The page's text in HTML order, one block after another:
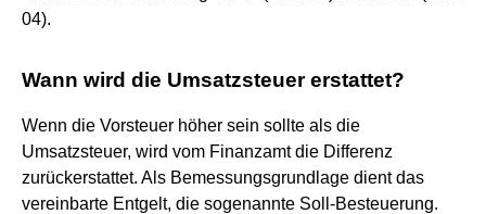
04).
Wann wird die Umsatzsteuer erstattet?
Wenn die Vorsteuer höher sein sollte als die
Umsatzsteuer, wird vom Finanzamt die Differenz
zurückerstattet. Als Bemessungsgrundlage dient das
vereinbarte Entgelt, die sogenannte Soll-Besteuerung.